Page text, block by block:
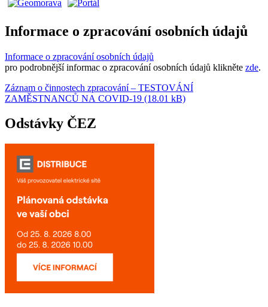
Informace o zpracování osobních údajů
Informace o zpracování osobních údajů
pro podrobnější informac o zpracování osobních údajů klikněte zde.
Záznam o činnostech zpracování – TESTOVÁNÍ
ZAMĚSTNANCŮ NA COVID-19 (18.01 kB)
Odstávky ČEZ